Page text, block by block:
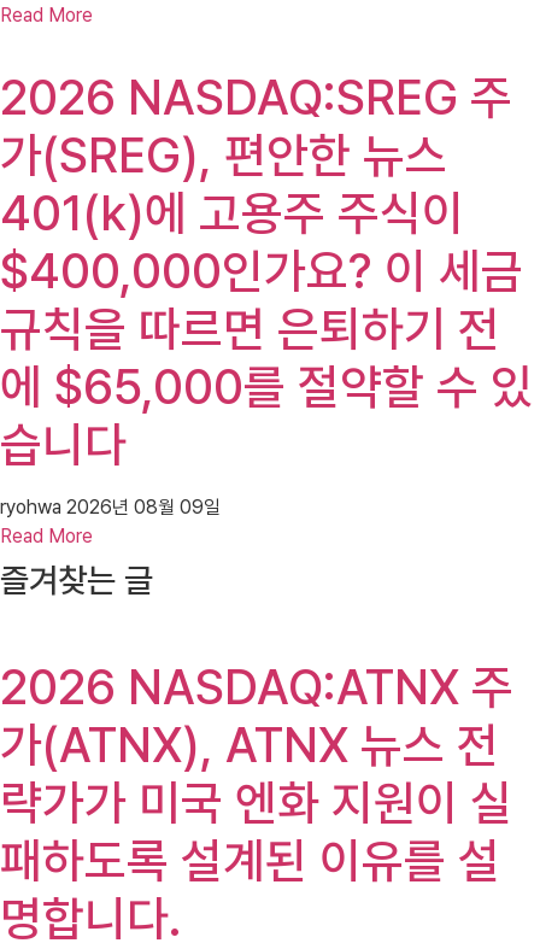
Read More
2026 NASDAQ:SREG 주
가(SREG), 편안한 뉴스
401(k)에 고용주 주식이
$400,000인가요? 이 세금
규칙을 따르면 은퇴하기 전
에 $65,000를 절약할 수 있
습니다
ryohwa 2026년 08월 09일
Read More
즐겨찾는 글
2026 NASDAQ:ATNX 주
가(ATNX), ATNX 뉴스 전
략가가 미국 엔화 지원이 실
패하도록 설계된 이유를 설
명합니다.